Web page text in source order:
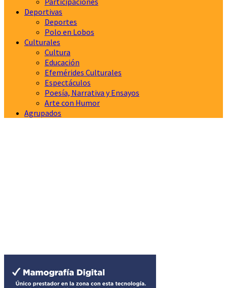
Deportivas
Deportes
Polo en Lobos
Culturales
Cultura
Educación
Efemérides Culturales
Espectáculos
Poesía, Narrativa y Ensayos
Arte con Humor
Agrupados